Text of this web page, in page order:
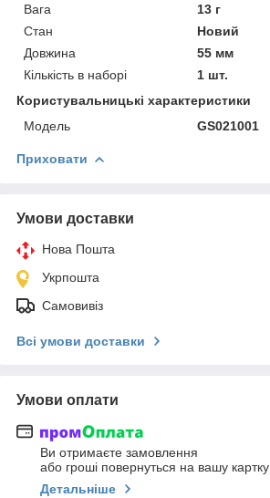
Вага
13 г
Стан
Новий
Довжина
55 мм
Кількість в наборі
1 шт.
Користувальницькі характеристики
Мoдель
GS021001
Приховати
Умови доставки
Нова Пошта
Укрпошта
Самовивіз
Всі умови доставки
Умови оплати
Ви отримаєте замовлення
або гроші повернуться на вашу картку
Детальніше